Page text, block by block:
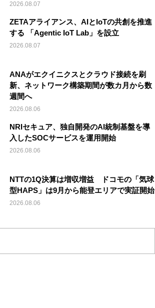
2026.08.07
ZETAアライアンス、AIとIoTの共創を推進
する 「Agentic IoT Lab」を設立
2026.08.07
ANAがエクイニクスとクラウド接続を刷
新、ネットワーク構築期間が数カ月から数
週間へ
2026.08.06
NRIセキュア、独自開発のAI統制基盤を導
入したSOCサービスを運用開始
2026.08.06
NTTの1Q決算は増収増益 ドコモの「気球
型HAPS」は9月から能登エリアで実証開始
2026.08.06